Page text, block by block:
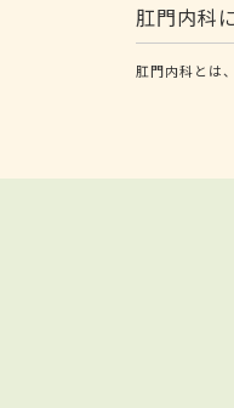
肛門内科
肛門内科とは